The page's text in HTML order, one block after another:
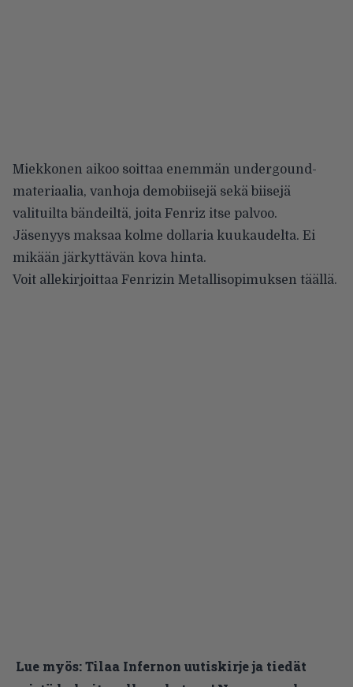
Miekkonen aikoo soittaa enemmän undergound-
materiaalia, vanhoja demobiisejä sekä biisejä
valituilta bändeiltä, joita Fenriz itse palvoo.
Jäsenyys maksaa kolme dollaria kuukaudelta. Ei
mikään järkyttävän kova hinta.
Voit allekirjoittaa Fenrizin Metallisopimuksen täällä.
Lue myös:Tilaa Infernon uutiskirje ja tiedät